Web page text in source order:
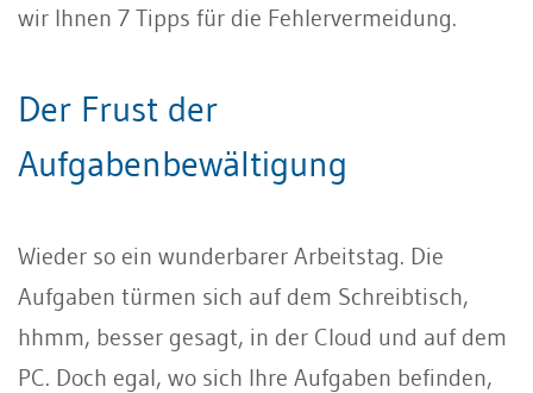
wir Ihnen 7 Tipps für die Fehlervermeidung.
Der Frust der
Aufgabenbewältigung
Wieder so ein wunderbarer Arbeitstag. Die
Aufgaben türmen sich auf dem Schreibtisch,
hhmm, besser gesagt, in der Cloud und auf dem
PC. Doch egal, wo sich Ihre Aufgaben befinden,